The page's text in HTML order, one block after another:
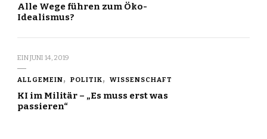
Alle Wege führen zum Öko-
Idealismus?
EINJUNI 14, 2019
ALLGEMEIN POLITIK WISSENSCHAFT
KI im Militär – „Es muss erst was
passieren“